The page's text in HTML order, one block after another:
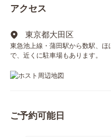
アクセス
東京都大田区
東急池上線・蒲田駅から数駅、
で、近くに駐車場もあります。
ご予約可能日